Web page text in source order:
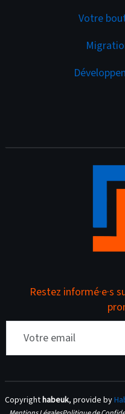
Votre
Restez informé·e·s
Copyrighthabeuk, provide by